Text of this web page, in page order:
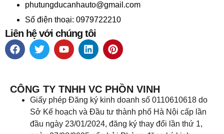
phutungducanhauto@gmail.com
Số điện thoại: 0979722210
Liên hệ với chúng tôi
CÔNG TY TNHH VC PHỒN VINH
Giấy phép Đăng ký kinh doanh số 0110610618 do
Sở Kế hoạch và Đầu tư thành phố Hà Nội cấp lần
đầu ngày 23/01/2024, đăng ký thay đổi lần thứ 1,